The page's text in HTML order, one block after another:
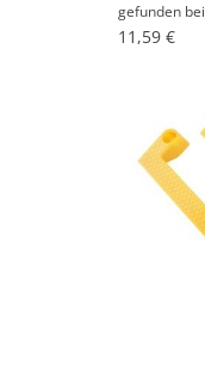
gefunden bei
11,59 €